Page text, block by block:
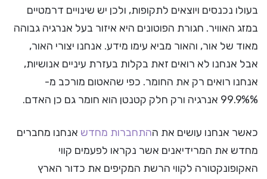
בעולו נכנסים ויוצאים לתקופות, ולכן יש שינויים דרמטיים
במזג האוויר. חגורת הפוטונים היא איזור בעל אנרגיה גבוהה
מאוד של אור, והאור מביא עימו מידע. אנחנו יצורי האור,
אבל אנחנו לא רואים זאת בקלות בעזרת עיניים אנושיות,
אנחנו רואים רק את החומר. כפי שהאטום מורכב מ-
99.9%% אנרגיה ורק חלק קטנטן הוא חומר גם כן האדם.
כאשר אנחנו עושים את ההתחברות מחדש אנחנו מחברים
מחדש את המרידיאנים אשר נקראו לפעמים קווי
האקופונקטורה לקווי הרשת המקיפים את כדור הארץ